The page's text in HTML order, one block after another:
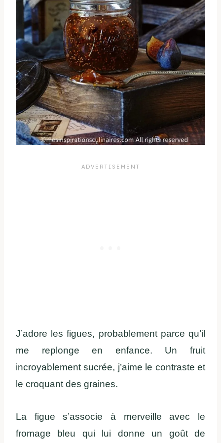
J’adore les figues, probablement parce qu’il
me replonge en enfance. Un fruit
incroyablement sucrée, j’aime le contraste et
le croquant des graines.
La figue s’associe à merveille avec le
fromage bleu qui lui donne un goût de